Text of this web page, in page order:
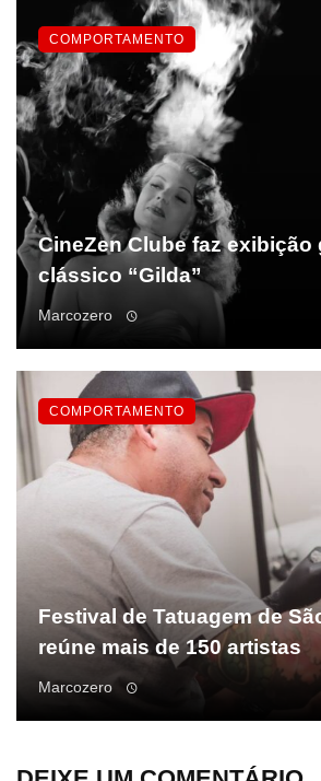
CineZen Clube faz exibição
clássico “Gilda”
Marcozero
COMPORTAMENTO
Festival de Tatuagem de
reúne mais de 150 artistas
Marcozero
COMPORTAMENTO